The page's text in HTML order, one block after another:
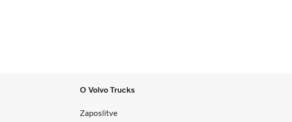
O Volvo Trucks
Zaposlitve